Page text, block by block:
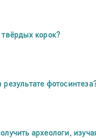
корок?
археологи,